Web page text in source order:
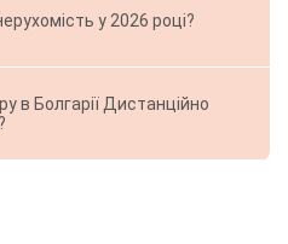
у 2026 році?
в Болгарії Дистанційно